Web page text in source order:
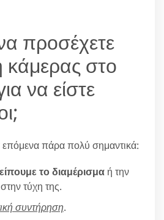
προσέχετε
στο
να είστε
πάρα πολύ σημαντικά:
το διαμέρισμα ή την
τύχη της.
συντήρηση.